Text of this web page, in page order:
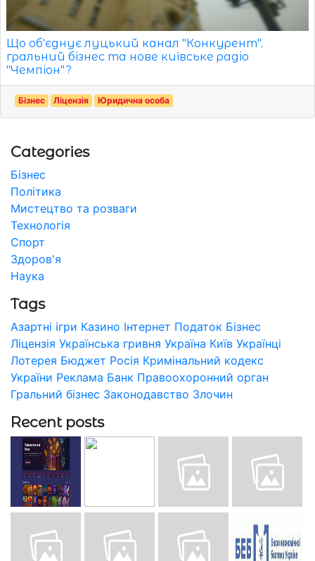
Що об'єднує луцький канал "Конкурент",
гральний бізнес та нове київське радіо
"Чемпіон"?
Бізнес Ліцензія Юридична особа
Categories
Бізнес
Політика
Мистецтво та розваги
Технологія
Спорт
Здоров'я
Наука
Tags
Азартні ігри Казино Інтернет Податок Бізнес
Ліцензія Українська гривня Україна Київ Українці
Лотерея Бюджет Росія Кримінальний кодекс
України Реклама Банк Правоохоронний орган
Гральний бізнес Законодавство Злочин
Recent posts